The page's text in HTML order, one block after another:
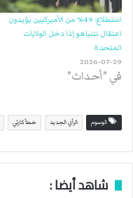
استطلاع: 49% من الأميركيين يؤيدون
اعتقال نتنياهو إذا دخل الولايات
المتحدة
2026-07-29
في "أحداث"
الوسوم الرأي الجديد خطأ كارثي
شاهد أيضا :